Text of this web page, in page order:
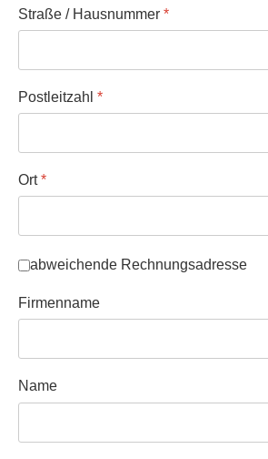
Straße / Hausnummer *
Postleitzahl *
Ort*
Separate Rechnungsadresse
abweichende Rechnungsadresse
Firmenname
Name